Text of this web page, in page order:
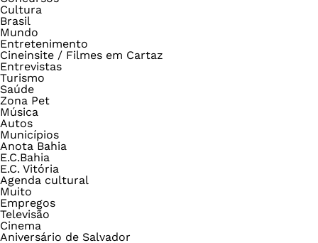
Cultura
Brasil
Mundo
Entretenimento
Cineinsite / Filmes em Cartaz
Entrevistas
Turismo
Saúde
Zona Pet
Música
Autos
Municípios
Anota Bahia
E.C.Bahia
E.C. Vitória
Agenda cultural
Muito
Empregos
Televisão
Cinema
Aniversário de Salvador